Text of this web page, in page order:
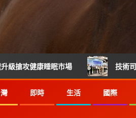
睡眠市場 技術司展30項
即時 生活 國際